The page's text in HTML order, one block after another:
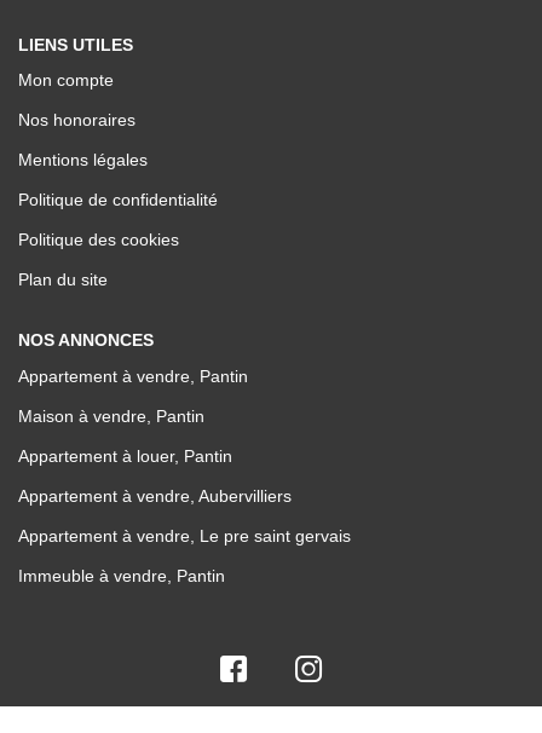
LIENS UTILES
Mon compte
Nos honoraires
Mentions légales
Politique de confidentialité
Politique des cookies
Plan du site
NOS ANNONCES
Appartement à vendre, Pantin
Maison à vendre, Pantin
Appartement à louer, Pantin
Appartement à vendre, Aubervilliers
Appartement à vendre, Le pre saint gervais
Immeuble à vendre, Pantin